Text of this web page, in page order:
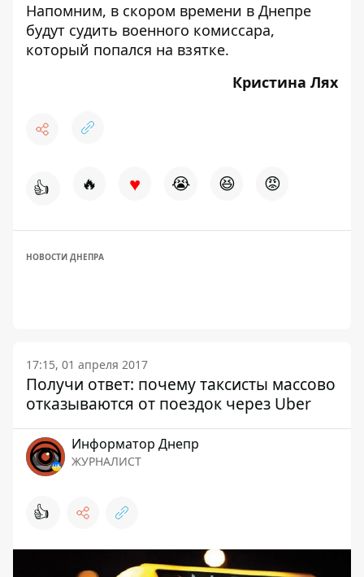
Напомним, в скором времени в Днепре
будут судить военного комиссара,
который попался на взятке.
Кристина Лях
👍 🔥 ♥ 😭 😆 😡
НОВОСТИ ДНЕПРА
17:15, 01 апреля 2017
Получи ответ: почему таксисты массово
отказываются от поездок через Uber
Информатор Днепр
ЖУРНАЛИСТ
👍